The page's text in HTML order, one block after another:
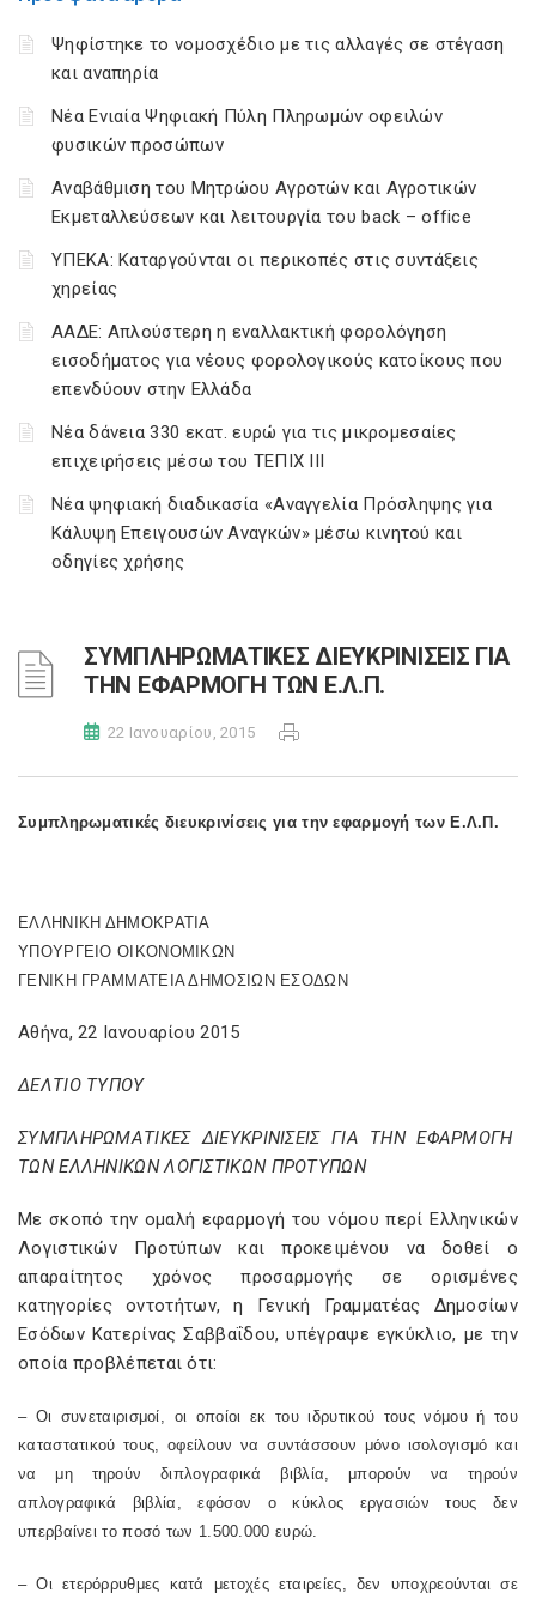
Ψηφίστηκε το νομοσχέδιο με τις αλλαγές σε στέγαση
και αναπηρία
Νέα Ενιαία Ψηφιακή Πύλη Πληρωμών οφειλών
φυσικών προσώπων
Αναβάθμιση του Μητρώου Αγροτών και Αγροτικών
Εκμεταλλεύσεων και λειτουργία του back – office
ΥΠΕΚΑ: Καταργούνται οι περικοπές στις συντάξεις
χηρείας
ΑΑΔΕ: Απλούστερη η εναλλακτική φορολόγηση
εισοδήματος για νέους φορολογικούς κατοίκους που
επενδύουν στην Ελλάδα
Νέα δάνεια 330 εκατ. ευρώ για τις μικρομεσαίες
επιχειρήσεις μέσω του ΤΕΠΙΧ ΙΙΙ
Νέα ψηφιακή διαδικασία «Αναγγελία Πρόσληψης για
Κάλυψη Επειγουσών Αναγκών» μέσω κινητού και
οδηγίες χρήσης
ΣΥΜΠΛΗΡΩΜΑΤΙΚΕΣ ΔΙΕΥΚΡΙΝΙΣΕΙΣ ΓΙΑ
ΤΗΝ ΕΦΑΡΜΟΓΗ ΤΩΝ Ε.Λ.Π.
22 Ιανουαρίου, 2015
Συμπληρωματικές διευκρινίσεις για την εφαρμογή των Ε.Λ.Π.
ΕΛΛΗΝΙΚΗ ΔΗΜΟΚΡΑΤΙΑ
ΥΠΟΥΡΓΕΙΟ ΟΙΚΟΝΟΜΙΚΩΝ
ΓΕΝΙΚΗ ΓΡΑΜΜΑΤΕΙΑ ΔΗΜΟΣΙΩΝ ΕΣΟΔΩΝ
Αθήνα, 22 Ιανουαρίου 2015
ΔΕΛΤΙΟ ΤΥΠΟΥ
ΣΥΜΠΛΗΡΩΜΑΤΙΚΕΣ ΔΙΕΥΚΡΙΝΙΣΕΙΣ ΓΙΑ ΤΗΝ ΕΦΑΡΜΟΓΗ
ΤΩΝ ΕΛΛΗΝΙΚΩΝ ΛΟΓΙΣΤΙΚΩΝ ΠΡΟΤΥΠΩΝ
Με σκοπό την ομαλή εφαρμογή του νόμου περί Ελληνικών
Λογιστικών Προτύπων και προκειμένου να δοθεί ο
απαραίτητος χρόνος προσαρμογής σε ορισμένες
κατηγορίες οντοτήτων, η Γενική Γραμματέας Δημοσίων
Εσόδων Κατερίνας Σαββαΐδου, υπέγραψε εγκύκλιο, με την
οποία προβλέπεται ότι:
– Οι συνεταιρισμοί, οι οποίοι εκ του ιδρυτικού τους νόμου ή του
καταστατικού τους, οφείλουν να συντάσσουν μόνο ισολογισμό και
να μη τηρούν διπλογραφικά βιβλία, μπορούν να τηρούν
απλογραφικά βιβλία, εφόσον ο κύκλος εργασιών τους δεν
υπερβαίνει το ποσό των 1.500.000 ευρώ.
– Οι ετερόρρυθμες κατά μετοχές εταιρείες, δεν υποχρεούνται σε